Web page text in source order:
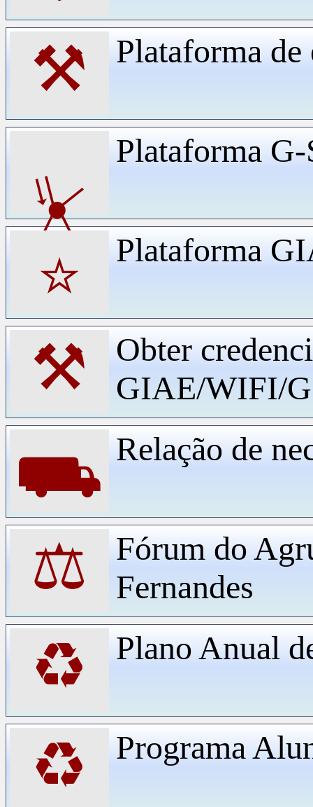
⚒ Plataforma
⏧
Plataforma
⭐ Plataforma
⚒
Obter
GIAE/WIFI/
⛟ Relação de
⚖
Fórum do
Fernandes
♻ Plano Anual
♻ Programa